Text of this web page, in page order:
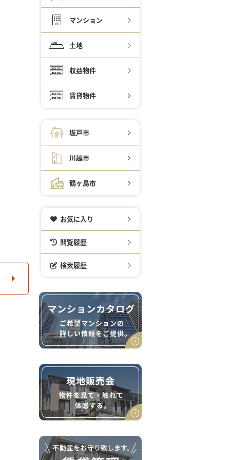
マンション
土地
収益物件
賃貸物件
坂戸市
川越市
鶴ヶ島市
お気に入り
閲覧履歴
検索履歴